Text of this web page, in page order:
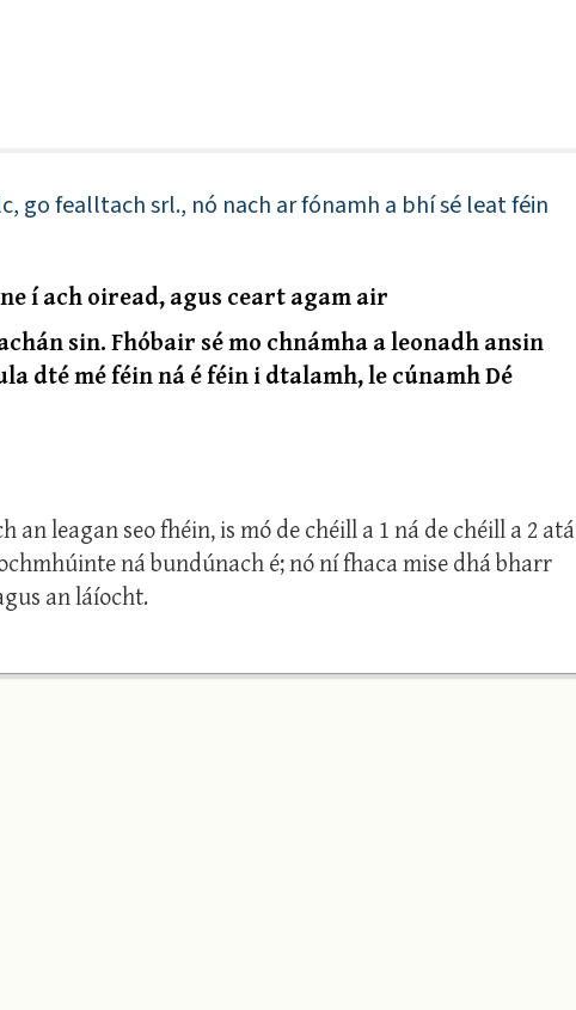
go fealltach srl., nó nach ar fónamh a bhí sé leat féin
í ach oiread, agus ceart agam air
sin. Fhóbair sé mo chnámha a leonadh ansin
dté mé féin ná é féin i dtalamh, le cúnamh Dé
leagan seo fhéin, is mó de chéill a 1 ná de chéill a 2 atá
ná bundúnach é; nó ní fhaca mise dhá bharr
an láíocht.